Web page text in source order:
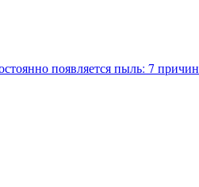
появляется пыль: 7 причин